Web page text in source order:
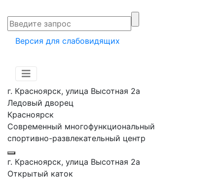
Версия для слабовидящих
г. Красноярск, улица Высотная 2a
Ледовый дворец
Красноярск
Современный многофункциональный
спортивно-развлекательный центр
г. Красноярск, улица Высотная 2a
Открытый каток